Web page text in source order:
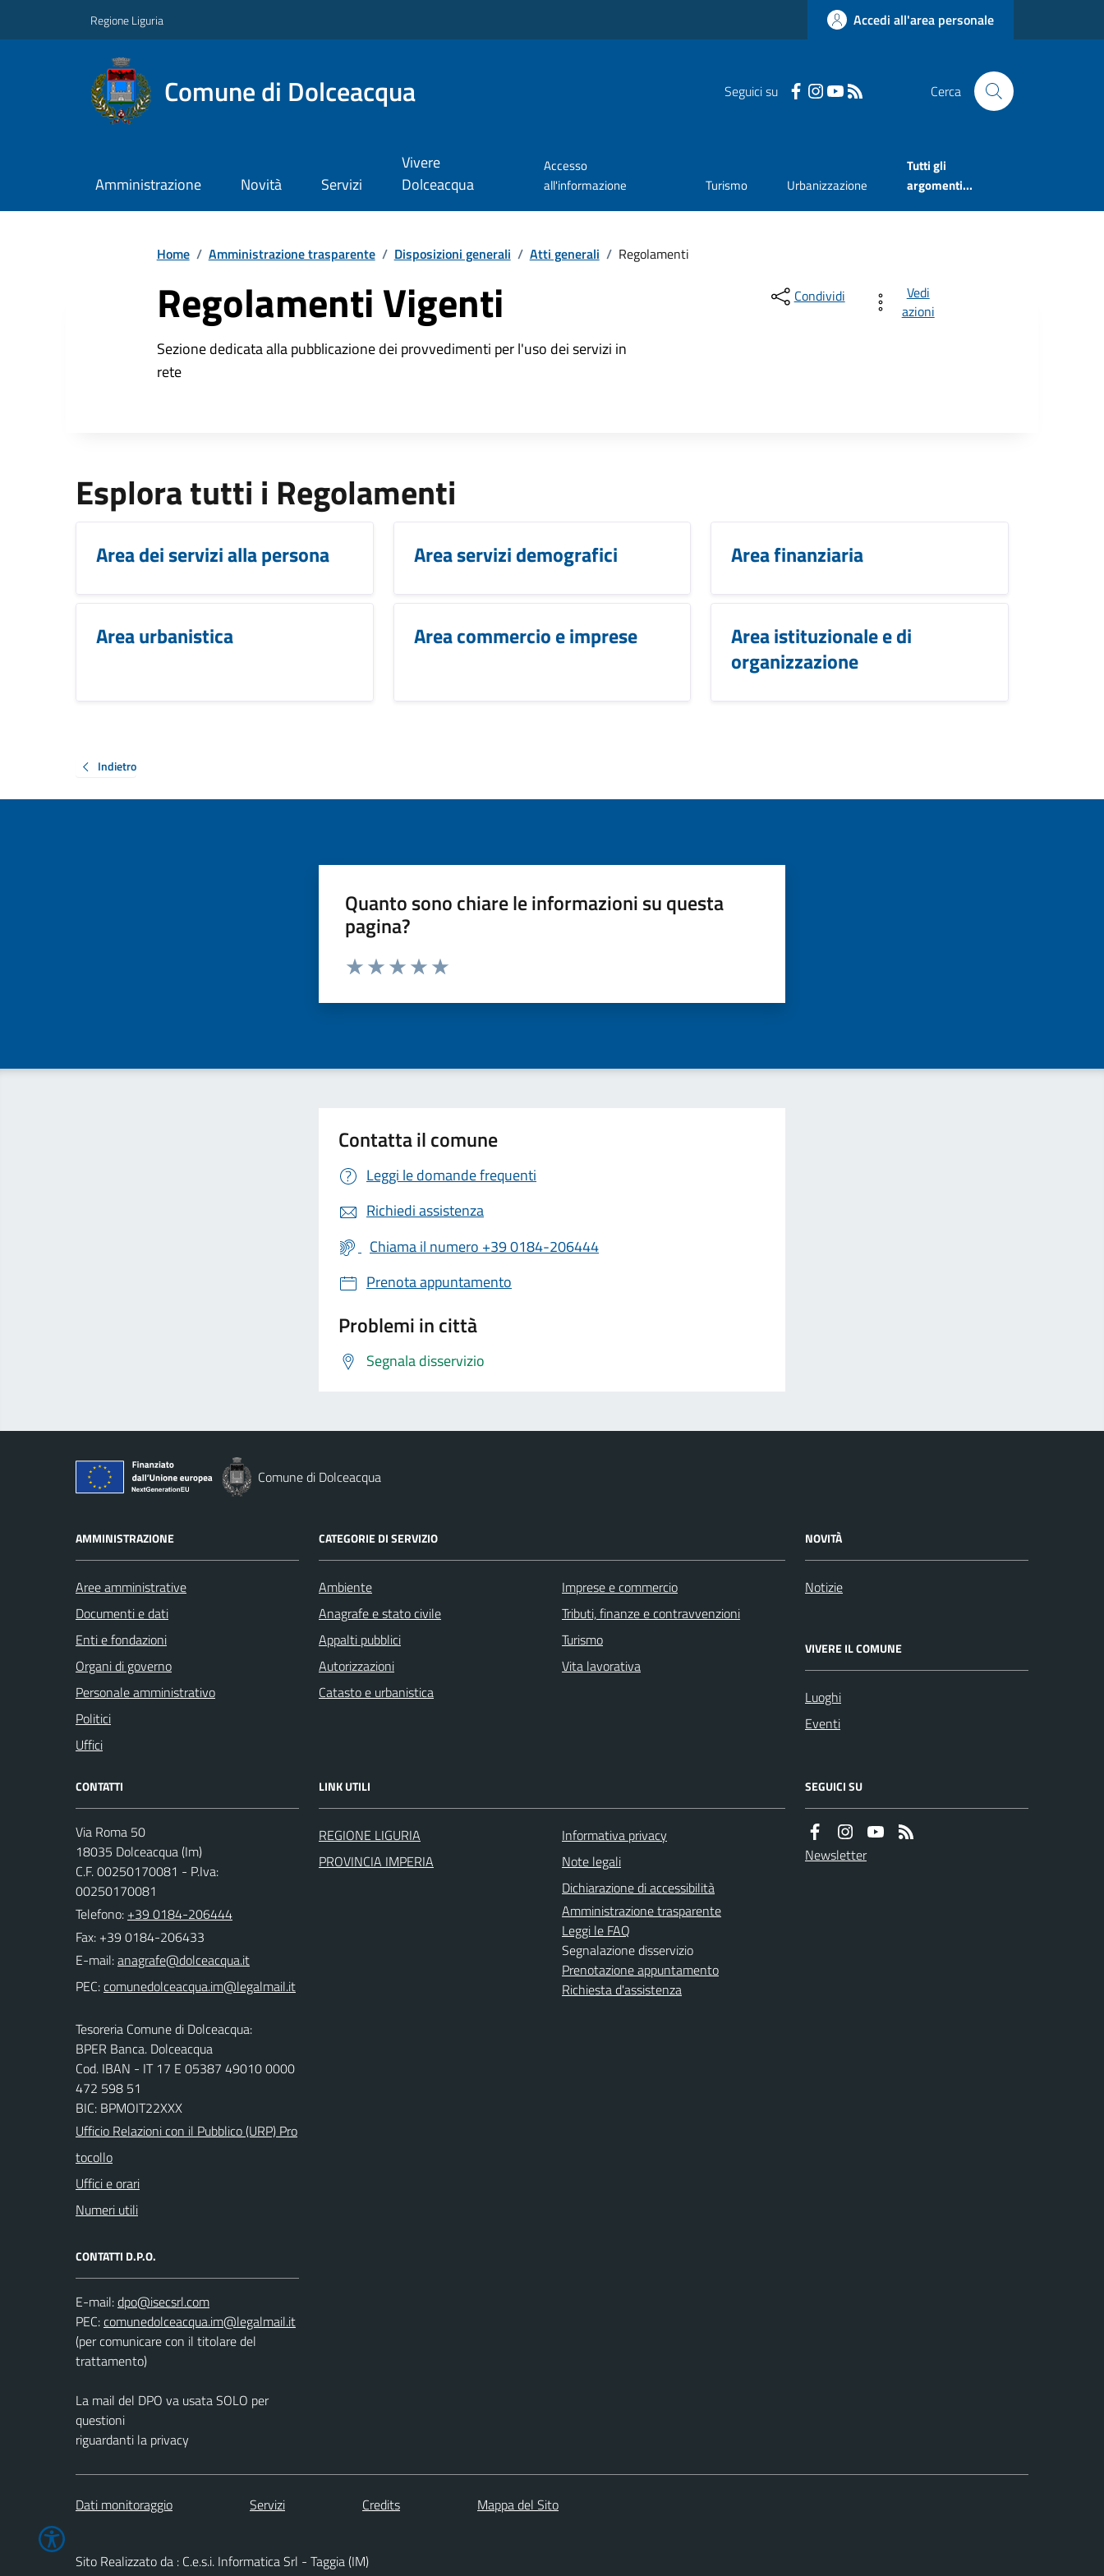
Regione Liguria Accedi all'area personale
Comune di Dolceacqua Seguici su Cerca
Amministrazione Novità Servizi
Vivere
Dolceacqua
Accesso
all'informazione
Turismo Urbanizzazione
Tutti gli
argomenti...
Home / Amministrazione trasparente / Disposizioni generali / Atti generali / Regolamenti
Regolamenti Vigenti
Sezione dedicata alla pubblicazione dei provvedimenti per l'uso dei servizi in
rete
Condividi
Vedi
azioni
Esplora tutti i Regolamenti
Area dei servizi alla persona Area servizi demografici Area finanziaria
Area urbanistica Area commercio e imprese
Area istituzionale e di
organizzazione
Indietro
Quanto sono chiare le informazioni su questa
pagina?
Valuta da 1 a 5 stelle la pagina
Contatta il comune
Leggi le domande frequenti
Richiedi assistenza
Chiama il numero +39 0184-206444
Prenota appuntamento
Problemi in città
Segnala disservizio
Comune di Dolceacqua
AMMINISTRAZIONE
Aree amministrative
Documenti e dati
Enti e fondazioni
Organi di governo
Personale amministrativo
Politici
Uffici
CATEGORIE DI SERVIZIO
Ambiente
Anagrafe e stato civile
Appalti pubblici
Autorizzazioni
Catasto e urbanistica
Imprese e commercio
Tributi, finanze e contravvenzioni
Turismo
Vita lavorativa
NOVITÀ
Notizie
VIVERE IL COMUNE
Luoghi
Eventi
CONTATTI
Via Roma 50
18035 Dolceacqua (Im)
C.F. 00250170081 - P.Iva:
00250170081
Telefono: +39 0184-206444
Fax: +39 0184-206433
E-mail:
PEC:
Tesoreria Comune di Dolceacqua:
BPER Banca. Dolceacqua
Cod. IBAN - IT 17 E 05387 49010 0000
472 598 51
BIC: BPMOIT22XXX
Ufficio Relazioni con il Pubblico (URP) Pro
tocollo
Uffici e orari
Numeri utili
CONTATTI D.P.O.
E-mail:
PEC:
(per comunicare con il titolare del
trattamento)
La mail del DPO va usata SOLO per
questioni
riguardanti la privacy
LINK UTILI
REGIONE LIGURIA
PROVINCIA IMPERIA
Informativa privacy
Note legali
Dichiarazione di accessibilità
Amministrazione trasparente
Leggi le FAQ
Segnalazione disservizio
Prenotazione appuntamento
Richiesta d'assistenza
SEGUICI SU
Newsletter
Dati monitoraggio Servizi Credits Mappa del Sito
Sito Realizzato da : C.e.s.i. Informatica Srl - Taggia (IM)